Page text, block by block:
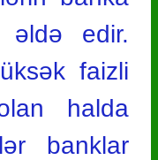
əldə edir.
faizli
halda
banklar